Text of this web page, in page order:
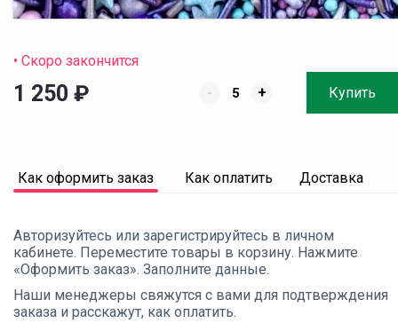
• Скоро закончится
1 250 ₽ - + Купить
Как оформить заказ Как оплатить Доставка
Авторизуйтесь или зарегистрируйтесь в личном
кабинете. Переместите товары в корзину. Нажмите
«Оформить заказ». Заполните данные.
Наши менеджеры свяжутся с вами для подтверждения
заказа и расскажут, как оплатить.